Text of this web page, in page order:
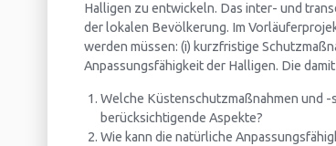
Halligen zu entwickeln. Das inter- und
der lokalen Bevölkerung. Im
werden müssen: (i) kurzfristige
Anpassungsfähigkeit der Halligen. Die
Welche Küstenschutzmaßnahmen und
berücksichtigende Aspekte?
Wie kann die natürliche